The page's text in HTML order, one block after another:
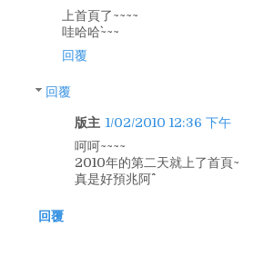
上首頁了~~~~
哇哈哈`~~~
回覆
回覆
版主 1/02/2010 12:36 下午
呵呵~~~~
2010年的第二天就上了首頁~
真是好預兆阿^^
回覆